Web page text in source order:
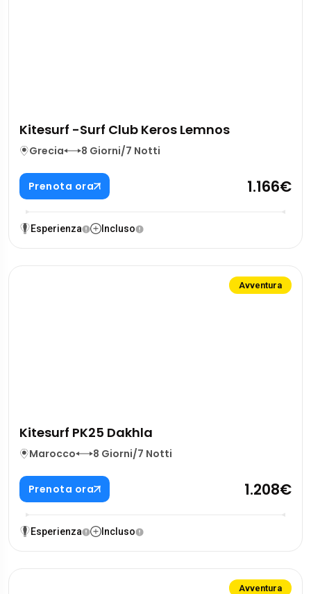
Kitesurf -Surf Club Keros Lemnos
Grecia 8 Giorni/7 Notti
Prenota ora 1.166€
Esperienza Incluso
Avventura
Kitesurf PK25 Dakhla
Marocco 8 Giorni/7 Notti
Prenota ora 1.208€
Esperienza Incluso
Avventura